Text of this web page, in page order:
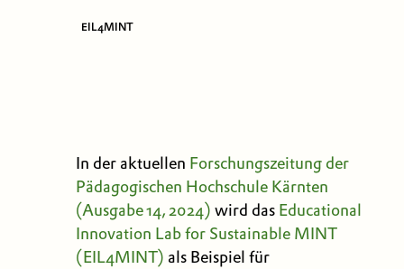
EIL4MINT
In der aktuellen Forschungszeitung der
Pädagogischen Hochschule Kärnten
(Ausgabe 14, 2024) wird das Educational
Innovation Lab for Sustainable MINT
(EIL4MINT) als Beispiel für